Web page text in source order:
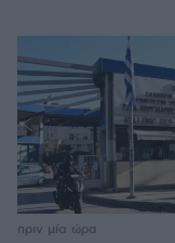
πριν μία ώρα